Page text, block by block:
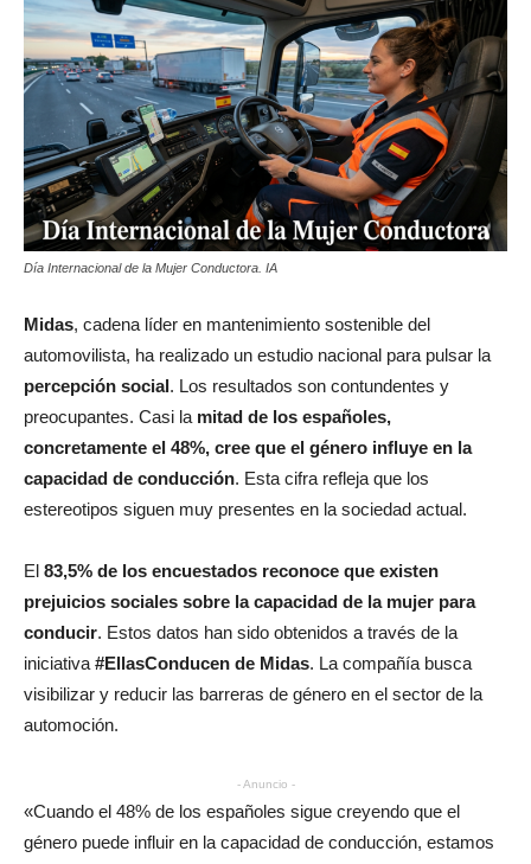
Día Internacional de la Mujer Conductora. IA
Midas, cadena líder en mantenimiento sostenible del
automovilista, ha realizado un estudio nacional para pulsar la
percepción social. Los resultados son contundentes y
preocupantes. Casi la mitad de los españoles,
concretamente el 48%, cree que el género influye en la
capacidad de conducción. Esta cifra refleja que los
estereotipos siguen muy presentes en la sociedad actual.
El 83,5% de los encuestados reconoce que existen
prejuicios sociales sobre la capacidad de la mujer para
conducir. Estos datos han sido obtenidos a través de la
iniciativa #EllasConducen de Midas. La compañía busca
visibilizar y reducir las barreras de género en el sector de la
automoción.
- Anuncio -
«Cuando el 48% de los españoles sigue creyendo que el
género puede influir en la capacidad de conducción, estamos